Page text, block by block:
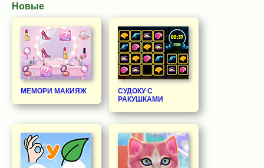
Новые
МЕМОРИ МАКИЯЖ
СУДОКУ С
РАКУШКАМИ